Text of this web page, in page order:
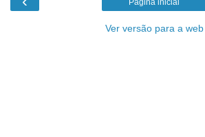
Ver versão para a web